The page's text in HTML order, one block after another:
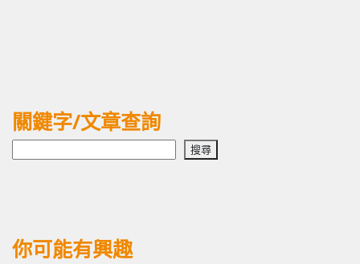
關鍵字/文章查詢
搜尋
你可能有興趣